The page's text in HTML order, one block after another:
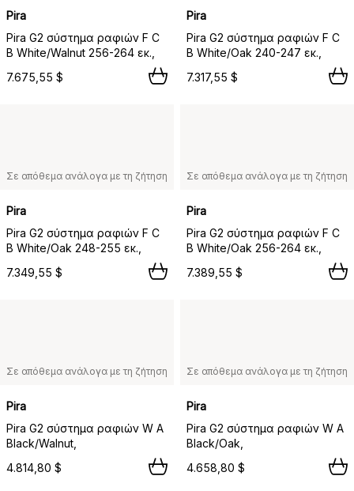
Pira
Pira G2 σύστημα ραφιών F C
B White/Walnut 256-264 εκ.,
7.675,55 $
Pira
Pira G2 σύστημα ραφιών F C
B White/Oak 240-247 εκ.,
7.317,55 $
Σε απόθεμα ανάλογα με τη ζήτηση
Pira
Pira G2 σύστημα ραφιών F C
B White/Oak 248-255 εκ.,
7.349,55 $
Σε απόθεμα ανάλογα με τη ζήτηση
Pira
Pira G2 σύστημα ραφιών F C
B White/Oak 256-264 εκ.,
7.389,55 $
Σε απόθεμα ανάλογα με τη ζήτηση
Pira
Pira G2 σύστημα ραφιών W A
Black/Walnut,
4.814,80 $
Σε απόθεμα ανάλογα με τη ζήτηση
Pira
Pira G2 σύστημα ραφιών W A
Black/Oak,
4.658,80 $